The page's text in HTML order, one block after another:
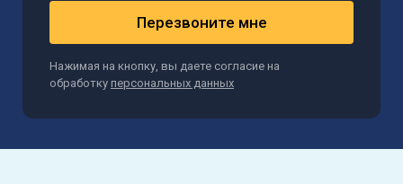
Перезвоните мне
Нажимая на кнопку, вы даете согласие на
обработку персональных данных